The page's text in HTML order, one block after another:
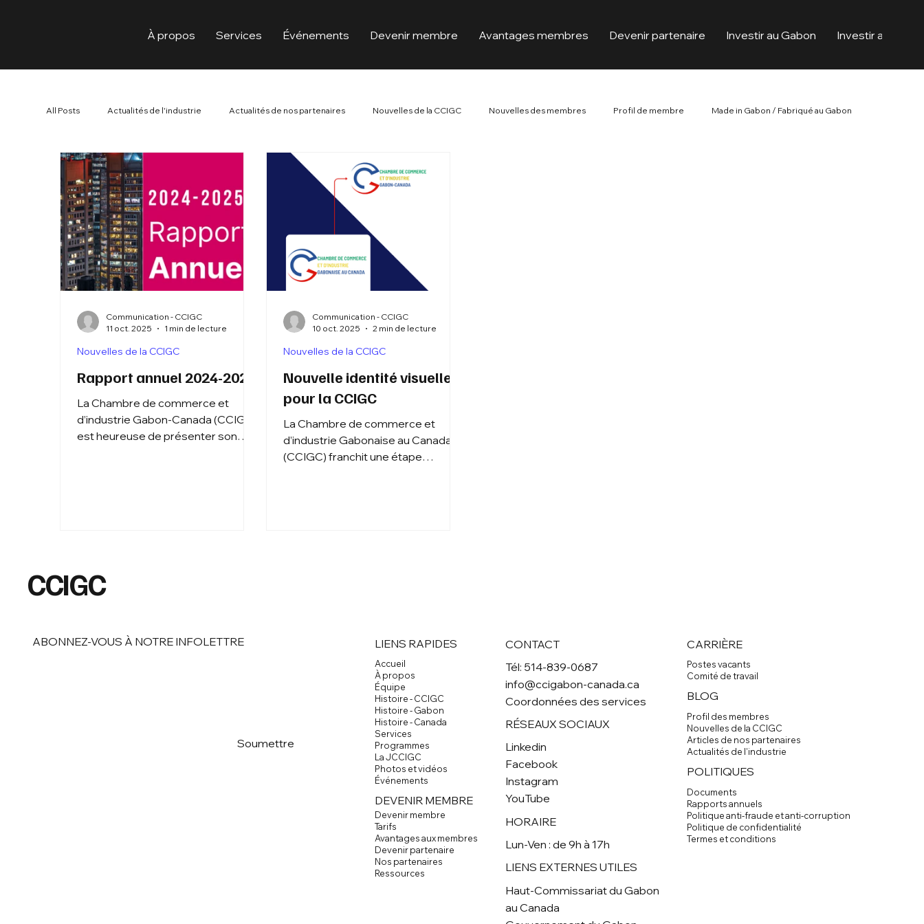
À propos Services Événements Devenir membre Avantages membres Devenir partenaire Investir au Gabon Investir au
All Posts Actualités de l'industrie Actualités de nos partenaires Nouvelles de la CCIGC Nouvelles des membres Profil de membre Made in Gabon / Fabriqué au Gabon
Made in Canada / Fabriqué au Canada
Rapport annuel 2024-2025
La Chambre de commerce et
d’industrie Gabon-Canada (CCIGC)
est heureuse de présenter son
soutenir les entrepreneurs,
opportunités d’affaires dans l’axe
Nouvelles de la CCIGC
Communication - CCIGC
11 oct. 2025
1 min de lecture
Nouvelle identité visuelle
pour la CCIGC
La Chambre de commerce et
d’industrie Gabonaise au Canada
(CCIGC) franchit une étape
Nouvelles de la CCIGC
Communication - CCIGC
10 oct. 2025
2 min de lecture
CCIGC
ABONNEZ-VOUS À NOTRE INFOLETTRE
Soumettre
LIENS RAPIDES
Accueil
À propos
Équipe
Histoire - CCIGC
Histoire - Gabon
Histoire - Canada
Services
Programmes
La JCCIGC
Photos et vidéos
Événements
DEVENIR MEMBRE
Devenir membre
Tarifs
Avantages aux membres
Devenir partenaire
Nos partenaires
Ressources
CONTACT
Tél: 514-839-0687
info@ccigabon-canada.ca
Coordonnées des services
RÉSEAUX SOCIAUX
Linkedin
Facebook
Instagram
YouTube
HORAIRE
Lun-Ven : de 9h à 17h
LIENS EXTERNES UTILES
Haut-Commissariat du Gabon
au Canada
CARRIÈRE
Postes vacants
Comité de travail
BLOG
Profil des membres
Nouvelles de la CCIGC
Articles de nos partenaires
Actualités de l'industrie
POLITIQUES
Documents
Rapports annuels
Politique anti-fraude et anti-corruption
Politique de confidentialité
Termes et conditions